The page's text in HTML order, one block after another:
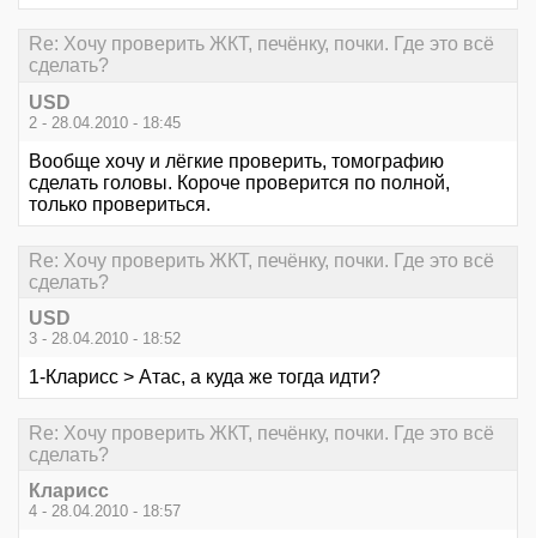
Re: Хочу проверить ЖКТ, печёнку, почки. Где это всё
сделать?
USD
2 - 28.04.2010 - 18:45
Вообще хочу и лёгкие проверить, томографию
сделать головы. Короче проверится по полной,
только провериться.
Re: Хочу проверить ЖКТ, печёнку, почки. Где это всё
сделать?
USD
3 - 28.04.2010 - 18:52
1-Кларисс > Атас, а куда же тогда идти?
Re: Хочу проверить ЖКТ, печёнку, почки. Где это всё
сделать?
Кларисс
4 - 28.04.2010 - 18:57